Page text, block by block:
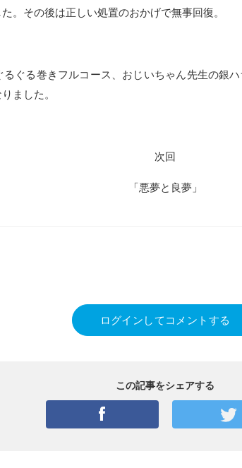
。その後は正しい処置のおかげで無事回復。
ぐる巻きフルコース、おじいちゃん先生の銀
ました。
次回
「悪夢と良夢」
ログインしてコメントする
この記事をシェアする